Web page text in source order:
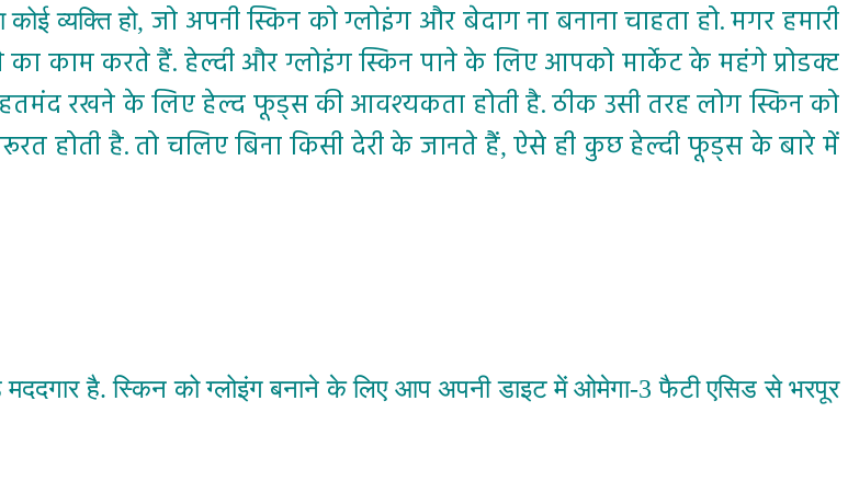
व्यक्ति हो, जो अपनी स्किन को ग्लोइंग और बेदाग ना बनाना चाहता हो. मगर हमारी
काम करते हैं. हेल्दी और ग्लोइंग स्किन पाने के लिए आपको मार्केट के महंगे प्रोडक्ट
रखने के लिए हेल्द फूड्स की आवश्यकता होती है. ठीक उसी तरह लोग स्किन को
होती है. तो चलिए बिना किसी देरी के जानते हैं,ऐसे ही कुछ हेल्दी फूड्स के बारे में
है. स्किन को ग्लोइंग बनाने के लिए आप अपनी डाइट में ओमेगा-3 फैटी एसिड से भरपूर